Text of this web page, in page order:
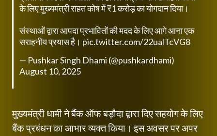
के लिए मुख्यमंत्री राहत कोष में ₹1 करोड़ का योगदान दिया।
संस्थाओं द्वारा आपदा प्रभावितों की मदद के लिए आगे आना एक
सराहनीय प्रयास है। pic.twitter.com/22ualTcVG8
— Pushkar Singh Dhami (@pushkardhami)
August 10, 2025
मुख्यमंत्री धामी ने बैंक ऑफ बड़ौदा द्वारा दिए सहयोग के लिए
बैंक प्रबंधन का आभार व्यक्त किया। इस अवसर पर अपर